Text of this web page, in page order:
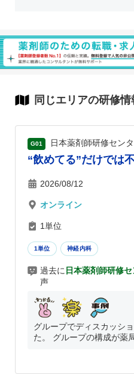
同じエリアの研修情
G01 日本薬剤師研修セン
“飲めてる”だけでは
2026/08/12
オンライン
1単位
1単位 神経内科
過去に 日本薬剤師研修
声
グループでディスカッシ
た。 グループの構成が薬